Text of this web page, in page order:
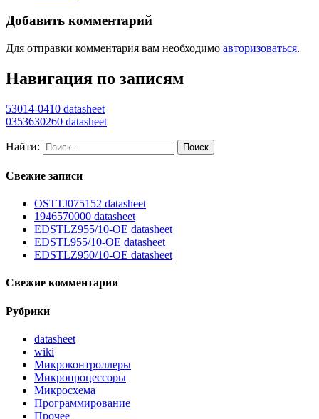
Добавить комментарий
Для отправки комментария вам необходимо авторизоваться.
Навигация по записям
53014-0410 datasheet
0353630260 datasheet
Найти:
Свежие записи
OSTTJ075152 datasheet
1946570000 datasheet
EDSTLZ955/10-OE datasheet
EDSTL955/10-OE datasheet
EDSTLZ950/10-OE datasheet
Свежие комментарии
Рубрики
datasheet
wiki
Микроконтроллеры
Микропроцессоры
Микросхема
Программирование
Прочее